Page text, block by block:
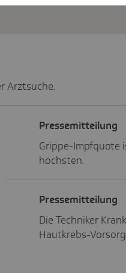
Arztsuche.
Pres­se­mit­tei­lung
Grippe-Impfquote
höchsten.
Pres­se­mit­tei­lung
Die Techniker
Hautkrebs-